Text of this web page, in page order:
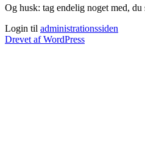
Og husk: tag endelig noget med,
Login til administrationssiden
Drevet af WordPress